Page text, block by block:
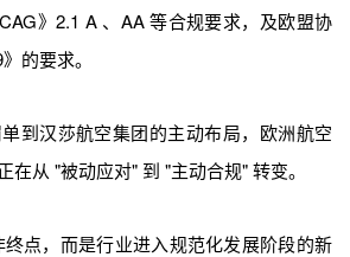
》2.1 A 、AA 等合规要求，及欧盟协
的要求。
到汉莎航空集团的主动布局，欧洲航空
在从 "被动应对" 到 "主动合规" 转变。
点，而是行业进入规范化发展阶段的新